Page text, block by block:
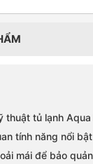
thuật tủ lạnh
tính năng nổi
mái để bảo